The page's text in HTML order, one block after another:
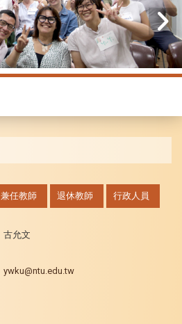
兼任教師 退休教師 行政人員
古允文
ywku@ntu.edu.tw